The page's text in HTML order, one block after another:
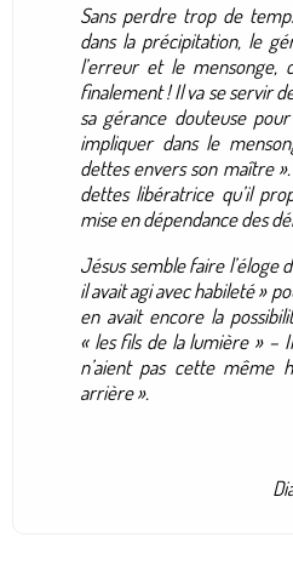
Sans perdre trop de
dans la précipitation, le
l’erreur et le mensonge,
finalement ! Il va se servir
sa gérance douteuse
impliquer dans le
dettes envers son maître
dettes libératrice qu’il
mise en dépendance des
Jésus semble faire l’éloge
il avait agi avec habileté »
en avait encore la
« les fils de la lumière » –
n’aient pas cette même
arrière ».